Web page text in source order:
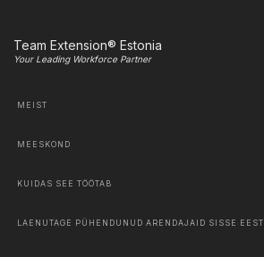
Team Extension® Estonia
Your Leading Workforce Partner
MEIST
MEESKOND
KUIDAS SEE TÖÖTAB
LAENUTAGE PÜHENDUNUD ARENDAJAID SISSE EESTI